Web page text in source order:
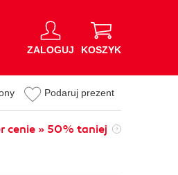
ZALOGUJ KOSZYK
Podaruj prezent
cenie » 50% taniej